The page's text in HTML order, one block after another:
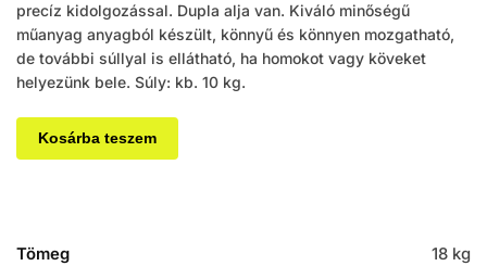
precíz kidolgozással. Dupla alja van. Kiváló minőségű
műanyag anyagból készült, könnyű és könnyen mozgatható,
de további súllyal is ellátható, ha homokot vagy köveket
helyezünk bele. Súly: kb. 10 kg.
Kosárba teszem
Tömeg 18 kg